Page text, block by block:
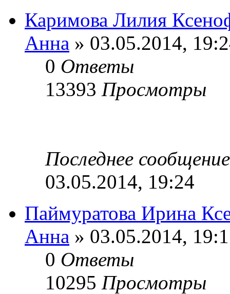
Каримова Лилия
Анна » 03.05.2014,
0 Ответы
13393 Просмотры
Последнее
03.05.2014, 19:24
Паймуратова Ирина
Анна » 03.05.2014,
0 Ответы
10295 Просмотры